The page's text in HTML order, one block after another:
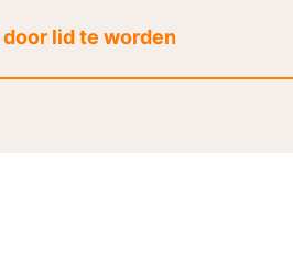
lid te worden